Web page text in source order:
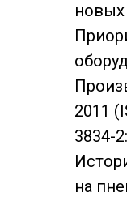
новых
2011
3834-
на